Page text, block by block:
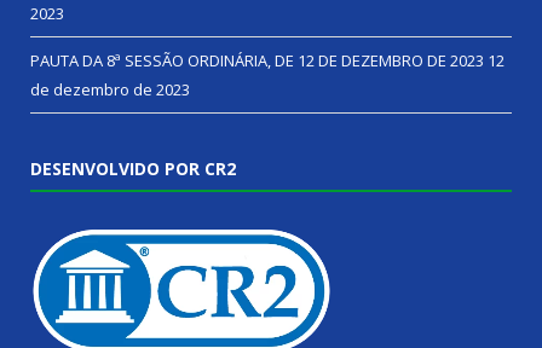
2023
PAUTA DA 8ª SESSÃO ORDINÁRIA, DE 12 DE DEZEMBRO DE 2023 12
de dezembro de 2023
DESENVOLVIDO POR CR2